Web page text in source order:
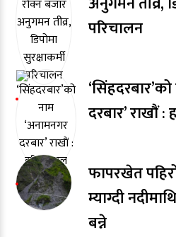
परिचालन
दरबार’ राखाैं
फापरखेत
म्याग्दी
बन्ने